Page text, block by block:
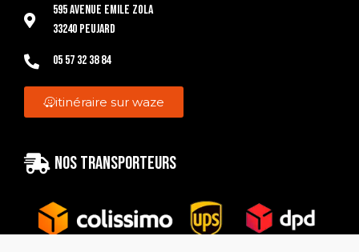
595 Avenue Emile Zola
33240 Peujard
05 57 32 38 84
itinéraire sur waze
Nos transporteurs